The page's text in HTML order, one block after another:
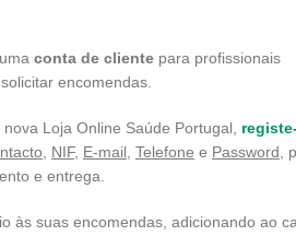
conta de cliente para profissionais
encomendas.
Loja Online Saúde Portugal,
NIF, E-mail, Telefone e Password ,
e entrega.
às suas encomendas, adicionando ao